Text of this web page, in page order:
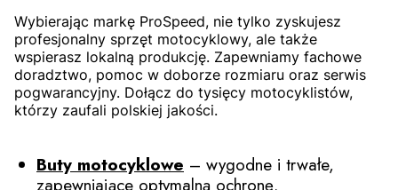
Wybierając markę ProSpeed, nie tylko zyskujesz
profesjonalny sprzęt motocyklowy, ale także
wspierasz lokalną produkcję. Zapewniamy fachowe
doradztwo, pomoc w doborze rozmiaru oraz serwis
pogwarancyjny. Dołącz do tysięcy motocyklistów,
którzy zaufali polskiej jakości.
Buty motocyklowe – wygodne i trwałe,